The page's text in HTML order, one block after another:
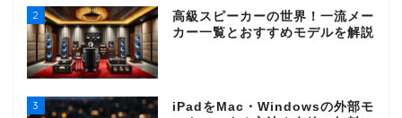
2
高級スピーカーの世界！一流メー
カー一覧とおすすめモデルを解説
3
iPadをMac・Windowsの外部モ